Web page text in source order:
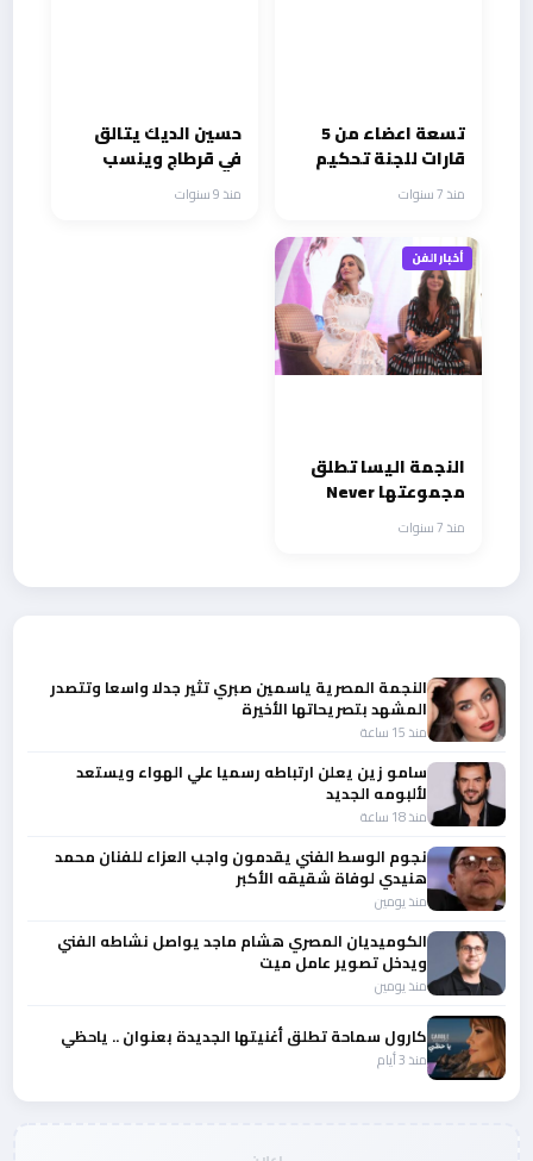
تسعة اعضاء من 5
قارات للجنة تحكيم
مهرجان مراكش
للفيلم الدورة 18
منذ 7 سنوات
حسين الديك يتالق
في قرطاج وينسب
الفضل لسوريا ولبنان
وتونس ونجاح كبير
منذ 9 سنوات
أخبار الفن
النجمة اليسا تطلق
مجموعتها Never
Giveup بالتعاون مع
دار المجوهرات
منذ 7 سنوات
النجمة المصرية ياسمين صبري تثير جدلا واسعا وتتصدر
المشهد بتصريحاتها الأخيرة
منذ 15 ساعة
سامو زين يعلن ارتباطه رسميا علي الهواء ويستعد
لألبومه الجديد
منذ 18 ساعة
نجوم الوسط الفني يقدمون واجب العزاء للفنان محمد
هنيدي لوفاة شقيقه الأكبر
منذ يومين
الكوميديان المصري هشام ماجد يواصل نشاطه الفني
ويدخل تصوير عامل ميت
منذ يومين
كارول سماحة تطلق أغنيتها الجديدة بعنوان .. ياحظي
منذ 3 أيام